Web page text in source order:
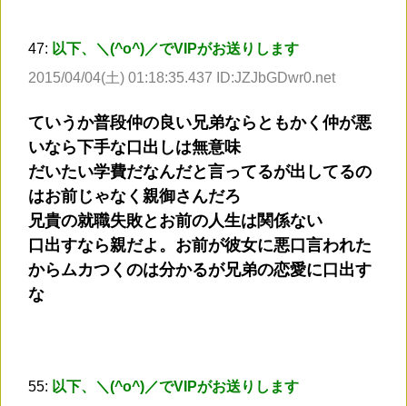
47: 以下、＼(^o^)／でVIPがお送りします
2015/04/04(土) 01:18:35.437 ID:JZJbGDwr0.net
ていうか普段仲の良い兄弟ならともかく仲が悪
いなら下手な口出しは無意味
だいたい学費だなんだと言ってるが出してるの
はお前じゃなく親御さんだろ
兄貴の就職失敗とお前の人生は関係ない
口出すなら親だよ。お前が彼女に悪口言われた
からムカつくのは分かるが兄弟の恋愛に口出す
な
55: 以下、＼(^o^)／でVIPがお送りします